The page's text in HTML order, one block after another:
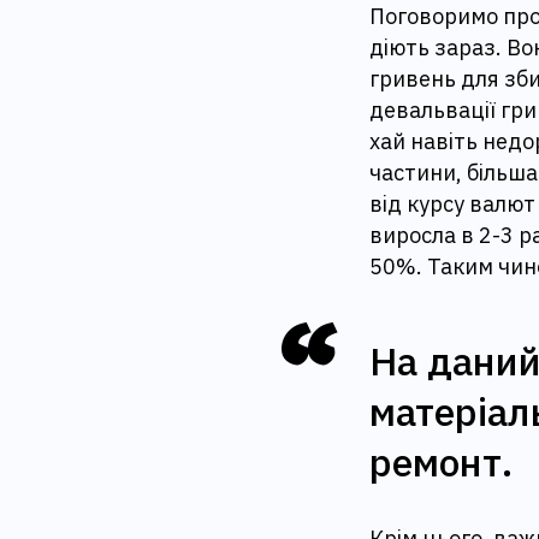
Поговоримо про
діють зараз.
гривень для
девальвації
хай навіть
частини,
від курсу
виросла в 2-3
50%. Таким
На
ремонт.